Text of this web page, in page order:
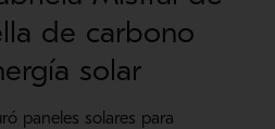
de carbono
solar
paneles solares para